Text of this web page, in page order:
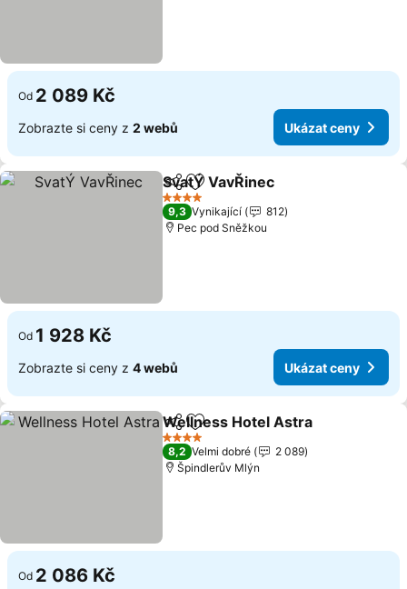
Od 2 089 Kč
Zobrazte si ceny z 2 webů Ukázat ceny
SdíletPřidat na seznam oblíbených
SvatÝ VavŘinec
4 Počet hvězdiček
9,3 Vynikající
812
Pec pod Sněžkou
Od 1 928 Kč
Zobrazte si ceny z 4 webů Ukázat ceny
SdíletPřidat na seznam oblíbených
Wellness Hotel Astra
4 Počet hvězdiček
8,2 Velmi dobré
2 089
Špindlerův Mlýn
Od 2 086 Kč